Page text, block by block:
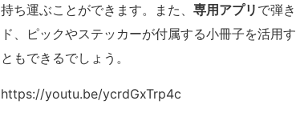
持ち運ぶことができます。また、 専用アプリ で弾
ド、ピックやステッカーが付属する小冊子を活用
ともできるでしょう。
https://youtu.be/ycrdGxTrp4c